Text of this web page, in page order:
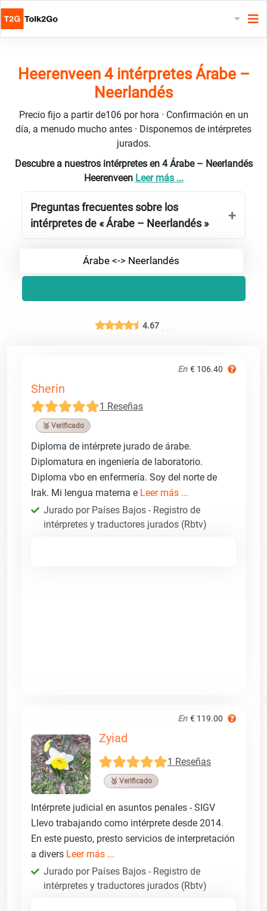
Heerenveen 4 intérpretes Árabe –
Neerlandés
Precio fijo a partir de106 por hora · Confirmación en un
día, a menudo mucho antes · Disponemos de intérpretes
jurados.
Descubre a nuestros intérpretes en 4 Árabe – Neerlandés
Heerenveen Leer más ...
Preguntas frecuentes sobre los
intérpretes de « Árabe – Neerlandés »
Árabe <-> Neerlandés
4.67
En € 106.40
Sherin
1 Reseñas
🥉 Verificado
Diploma de intérprete jurado de árabe.
Diplomatura en ingeniería de laboratorio.
Diploma vbo en enfermería. Soy del norte de
Irak. Mi lengua materna e Leer más ...
Jurado por Países Bajos - Registro de
intérpretes y traductores jurados (Rbtv)
En € 119.00
Zyiad
1 Reseñas
🥉 Verificado
Intérprete judicial en asuntos penales - SIGV
Llevo trabajando como intérprete desde 2014.
En este puesto, presto servicios de interpretación
a divers Leer más ...
Jurado por Países Bajos - Registro de
intérpretes y traductores jurados (Rbtv)